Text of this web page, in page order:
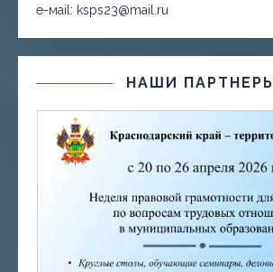
е-маil: ksps23@mail.ru
НАШИ ПАРТНЕРЫ